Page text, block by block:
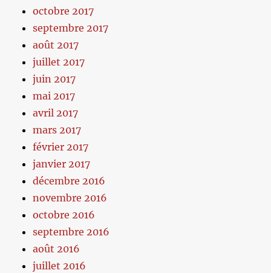
octobre 2017
septembre 2017
août 2017
juillet 2017
juin 2017
mai 2017
avril 2017
mars 2017
février 2017
janvier 2017
décembre 2016
novembre 2016
octobre 2016
septembre 2016
août 2016
juillet 2016